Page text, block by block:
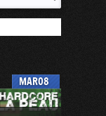
08
MAR